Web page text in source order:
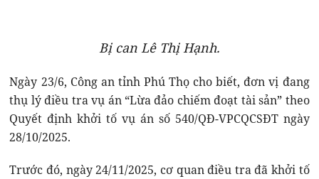
Bị can Lê Thị Hạnh.
Ngày 23/6, Công an tỉnh Phú Thọ cho biết, đơn vị đang
thụ lý điều tra vụ án “Lừa đảo chiếm đoạt tài sản” theo
Quyết định khởi tố vụ án số 540/QĐ-VPCQCSĐT ngày
28/10/2025.
Trước đó, ngày 24/11/2025, cơ quan điều tra đã khởi tố